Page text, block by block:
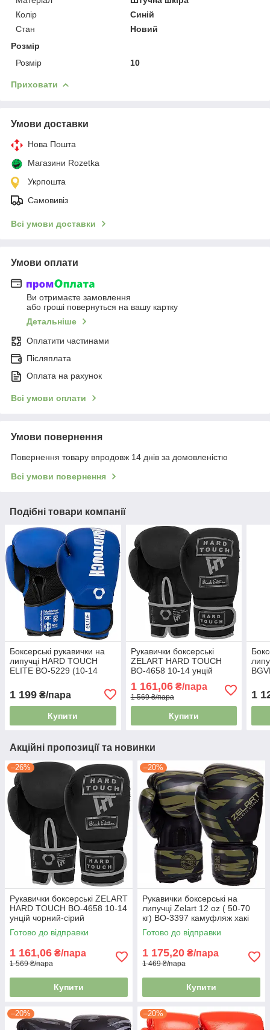
Колір
Синій
Стан
Новий
Розмір
Розмір
10
Приховати
Умови доставки
Нова Пошта
Магазини Rozetka
Укрпошта
Самовивіз
Всі умови доставки
Умови оплати
Ви отримаєте замовлення
або гроші повернуться на вашу картку
Детальніше
Оплатити частинами
Післяплата
Оплата на рахунок
Всі умови оплати
Умови повернення
Повернення товару впродовж 14 днів за домовленістю
Всі умови повернення
Подібні товари компанії
Боксерські рукавички на
липучці HARD TOUCH
ELITE BO-5229 (10-14
1 199 ₴/пара
Купити
Рукавички боксерські
ZELART HARD TOUCH
BO-4658 10-14 унцій
1 161,06₴/пара
1 569 ₴/пара
Купити
1
Акційні пропозиції та новинки
–26%
Рукавички боксерські ZELART
HARD TOUCH BO-4658 10-14
унцій чорний-сірий
Готово до відправки
1 161,06 ₴/пара
1 569 ₴/пара
Купити
–20%
Рукавички боксерські на
липучці Zelart 12 oz ( 50-70
кг) BO-3397 камуфляж хакі
Готово до відправки
1 175,20 ₴/пара
1 469 ₴/пара
Купити
–20% –20%